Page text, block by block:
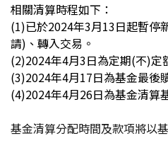
相關清算時程如下：
(1)已於2024年3月13日起暫停
請)、轉入交易。
(2)2024年4月3日為定期(不)定
(3)2024年4月17日為基金最後
(4)2024年4月26日為基金清算
基金清算分配時間及款項將以